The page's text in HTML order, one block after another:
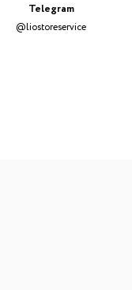
Telegram
@liostoreservice